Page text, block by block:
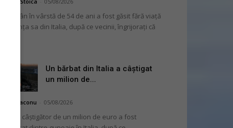
Un român în vârstă de 54 de ani a fost găsit fără viață
în locuința sa din Italia, după ce vecinii, îngrijorați că
Un bărbat din Italia a câștigat
un milion de...
Mihai Diaconu 05/08/2026
Un bilet câștigător de un milion de euro a fost